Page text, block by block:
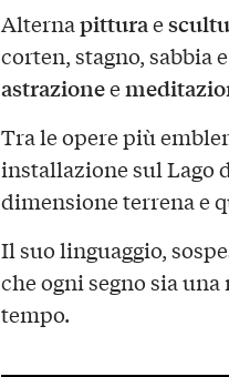
Alternapitturae
corten, stagno, sabbia
astrazionee
Tra le opere più
installazione sul Lago
dimensione terrena e
Il suo linguaggio,
che ogni segno sia una
tempo.